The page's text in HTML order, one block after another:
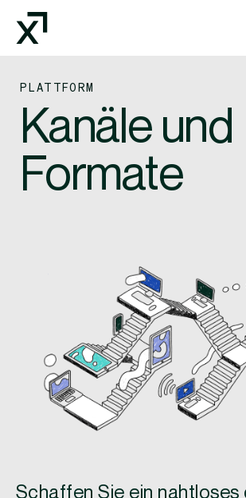
Index Exchange Home page
PLATTFORM
Kanäle und
Formate
Schaffen Sie ein nahtloses